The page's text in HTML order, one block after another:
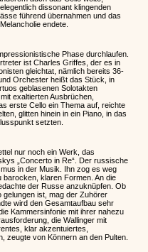
dissonant klingenden
führend übernahmen und das
endete.
Phase durchlaufen.
ist Charles Griffes, der es in
gleichtat, nämlich bereits 36-
Orchester heißt das Stück, in
geblasenen Solotakten
exaltierten Ausbrüchen,
erste Cello ein Thema auf, reichte
glitten hinein in ein Piano, in das
setzten.
nur noch ein Werk, das
„Concerto in Re“. Der russische
in der Musik. Ihn zog es weg
klaren Formen. An die
der Russe anzuknüpfen. Ob
gelungen ist, mag der Zuhörer
wird den Gesamtaufbau sehr
Kammersinfonie mit ihrer nahezu
die Wallinger mit
klar akzentuiertes,
zeugte von Könnern an den Pulten.